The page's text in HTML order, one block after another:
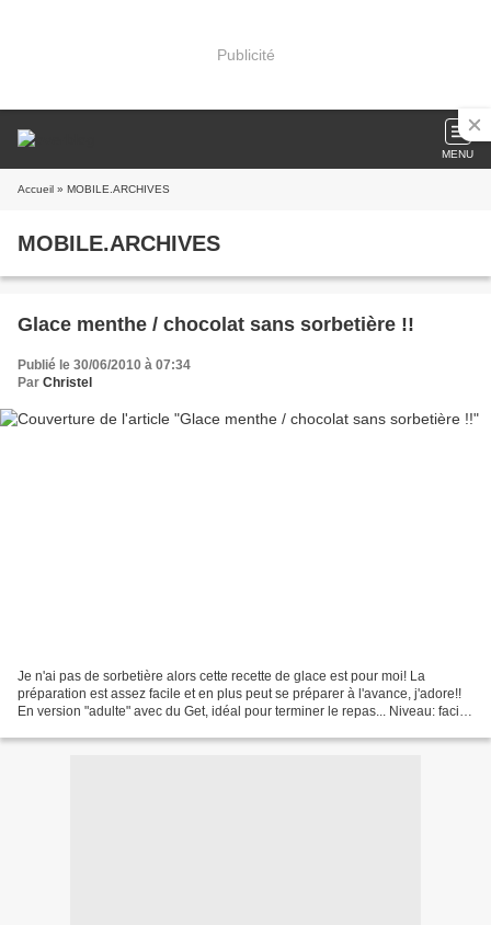
Publicité
MENU
Accueil » MOBILE.ARCHIVES
MOBILE.ARCHIVES
Glace menthe / chocolat sans sorbetière !!
Publié le 30/06/2010 à 07:34
Par Christel
Je n'ai pas de sorbetière alors cette recette de glace est pour moi! La
préparation est assez facile et en plus peut se préparer à l'avance, j'adore!!
En version "adulte" avec du Get, idéal pour terminer le repas... Niveau: facile